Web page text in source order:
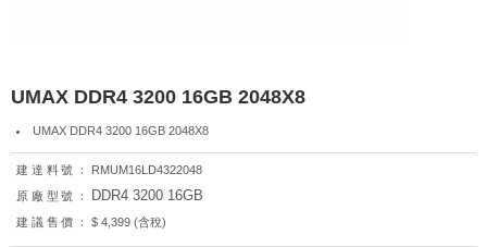
UMAX DDR4 3200 16GB 2048X8
UMAX DDR4 3200 16GB 2048X8
建達料號：
RMUM16LD4322048
原廠型號：
DDR4 3200 16GB
建議售價： $ 4,399 (含稅)